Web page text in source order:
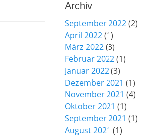
Archiv
September 2022(2)
April 2022(1)
März 2022(3)
Februar 2022(1)
Januar 2022(3)
Dezember 2021 (1)
November 2021 (4)
Oktober 2021 (1)
September 2021 (1)
August 2021 (1)